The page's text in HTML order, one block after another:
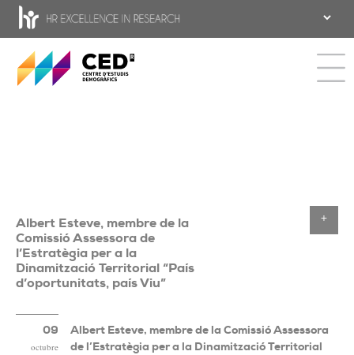
CED - Centre d'estudis Demogràfics
Albert Esteve, membre de la
Comissió Assessora de
l’Estratègia per a la
Dinamització Territorial “País
d’oportunitats, país Viu”
09
octubre
Albert Esteve, membre de la Comissió Assessora
de l’Estratègia per a la Dinamització Territorial